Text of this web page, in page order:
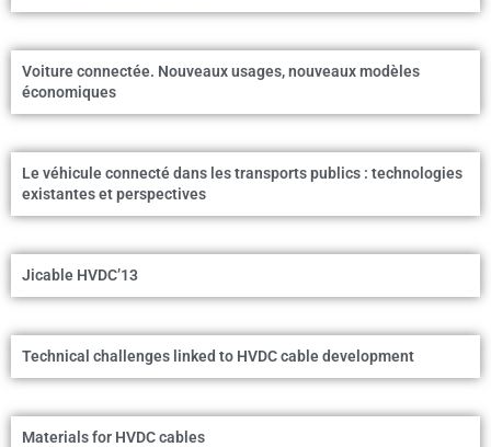
Voiture connectée. Nouveaux usages, nouveaux modèles
économiques
Le véhicule connecté dans les transports publics : technologies
existantes et perspectives
Jicable HVDC’13
Technical challenges linked to HVDC cable development
Materials for HVDC cables